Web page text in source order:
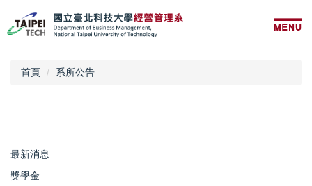
到
主
首頁 系所公告
最新消息
獎學金